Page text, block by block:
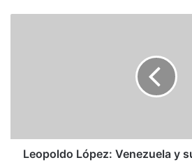
Leopoldo López: Venezuela y